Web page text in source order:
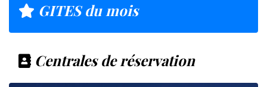
GITES du mois
Centrales de réservation